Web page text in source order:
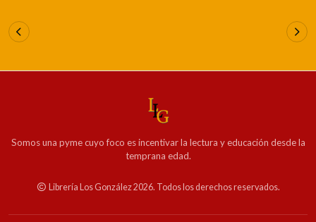
Somos una pyme cuyo foco es incentivar la lectura y educación desde la
temprana edad.
Librería Los González 2026. Todos los derechos reservados.